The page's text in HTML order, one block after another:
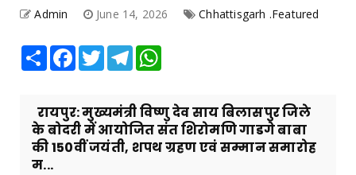
Admin June 14, 2026 Chhattisgarh .Featured
Share Facebook
TwitterTelegram
रायपुर: मुख्यमंत्री विष्णु देव साय बिलासपुर जिले
के बोदरी में आयोजित संत शिरोमणि गाडगे बाबा
की 150वीं जयंती, शपथ ग्रहण एवं सम्मान समारोह
म...